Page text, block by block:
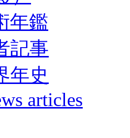
年鑑
記事
年史
articles